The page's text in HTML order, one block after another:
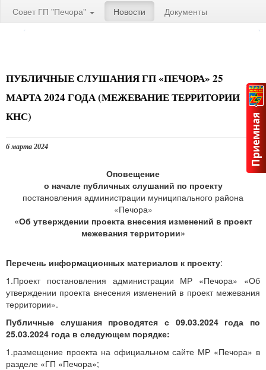
Совет ГП "Печора" Новости Документы
ПУБЛИЧНЫЕ СЛУШАНИЯ ГП «ПЕЧОРА» 25
МАРТА 2024 ГОДА (МЕЖЕВАНИЕ ТЕРРИТОРИИ
КНС)
6 марта 2024
Оповещение
о начале публичных слушаний по проекту
постановления администрации муниципального района
«Печора»
«Об утверждении проекта внесения изменений в проект
межевания территории»
Перечень информационных материалов к проекту:
1.Проект постановления администрации МР «Печора» «Об
утверждении проекта внесения изменений в проект межевания
территории».
Публичные слушания проводятся с 09.03.2024 года по
25.03.2024 года в следующем порядке:
1.размещение проекта на официальном сайте МР «Печора» в
разделе «ГП «Печора»;